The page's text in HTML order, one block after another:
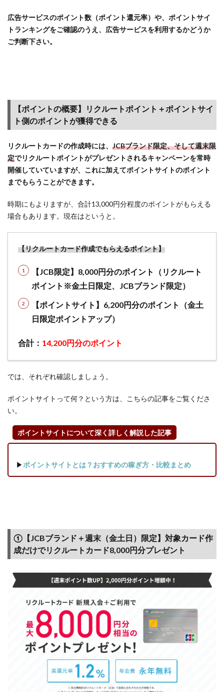
要】
リク
ルー
サイ
ト側
トが
獲得
でき
る
①【JCB
ブラン
ド＋週
土日）
対象カ
ード作
でリク
ルート
カード
分プレ
1.4
クル
ド作
成は
ポイ
ント
サイ
ト獲
得ポ
較）
1.5
【おす
すめラ
ンキン
グ/お
広告サービスのポイント数（ポイント還元率）や、ポイントサイ
トランキングをご確認のうえ、広告サービスを利用するかどうか
ご判断下さい。
【ポイントの概要】リクルートポイント＋ポイントサイ
ト側のポイントが獲得できる
リクルートカードの作成時には、 JCBブランド限定、そして週末限
定でリ クルートポイントがプレゼントされるキャンペーンを常時
開催していていますが、これに加えてポイントサイトのポイント
までもらうことができます。
時期にもよりますが、合計13,000円分程度のポイントがもらえる
場合もあります。現在はというと。
【リクルートカード作成でもらえるポイント】
【JCB限定】8,000円分のポイント（リクルート
ポイント※金土日限定、JCBブランド限定）
【ポイントサイト】6,200円分のポイント（金土
日限定ポイントアップ）
合計： 14,200円分のポイント
では、それぞれ確認しましょう。
ポイントサイトって何？という方は、こちらの記事をご覧くださ
い。
ポイントサイトについて深く詳しく解説した記事
▶ ポイントサイトとは？おすすめの稼ぎ方・比較まとめ
①【JCBブランド＋週末（金土日）限定】対象カード作
成だけでリクルートカード8,000円分プレゼント